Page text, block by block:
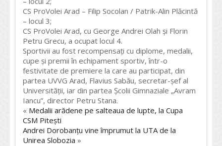
CS ProVolei Arad – Filip Socolan / Patrik-Alin Plăcintă
– locul 3;
CS ProVolei Arad, cu George Andrei Olah și Florin
Petru Grecu, a ocupat locul 4.
Sportivii au fost recompensați cu diplome, medalii,
cupe și premii în echipament sportiv, într-o
festivitate de premiere la care au participat, din
partea UVVG Arad, Flavius Sabău, secretar-șef al
Universității, iar din partea Școlii Gimnaziale „Avram
Iancu”, director Petru Stana.
« Medalii arădene pe salteaua de lupte, la Cupa
CSM Pitești
Andrei Dorobanțu vine împrumut la UTA de la
Unirea Slobozia »